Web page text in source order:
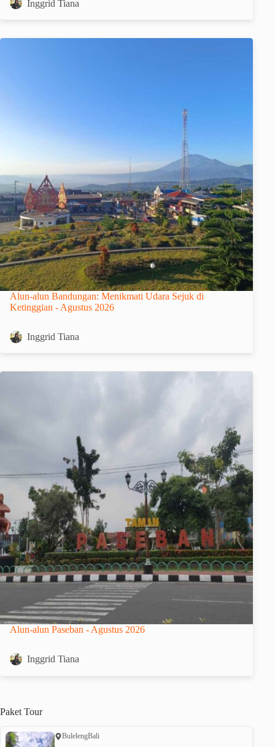
Inggrid Tiana
Alun-alun Bandungan: Menikmati Udara Sejuk di
Ketinggian - Agustus 2026
Inggrid Tiana
Alun-alun Paseban - Agustus 2026
Inggrid Tiana
Paket Tour
BulelengBali